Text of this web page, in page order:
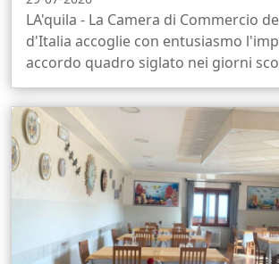
LA'quila - La Camera di Commercio
d'Italia accoglie con entusiasmo
accordo quadro siglato nei giorni